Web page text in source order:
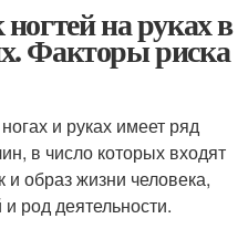
на руках в
Факторы риска
и руках имеет ряд
в число которых входят
образ жизни человека,
род деятельности.